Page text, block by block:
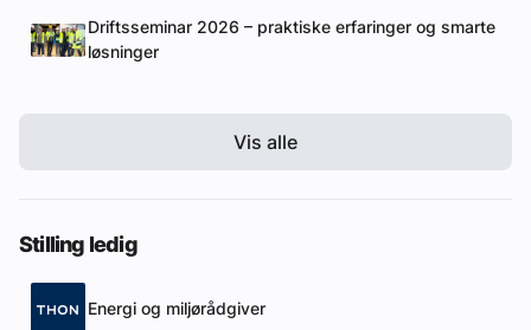
Driftsseminar 2026 – praktiske erfaringer og smarte
løsninger
Vis alle
Stilling ledig
Energi og miljørådgiver